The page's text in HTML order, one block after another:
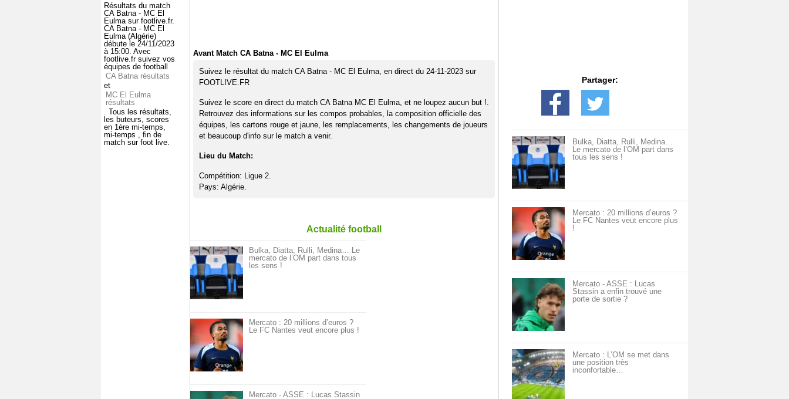
Résultats du match
CA Batna - MC El
Eulma sur footlive.fr.
CA Batna - MC El
Eulma (Algérie)
débute le 24/11/2023
à 15:00. Avec
footlive.fr suivez vos
équipes de football
CA Batna résultats
et
MC El Eulma
résultats
. Tous les résultats,
les buteurs, scores
en 1ère mi-temps,
mi-temps , fin de
match sur foot live.
Avant Match CA Batna - MC El Eulma
Suivez le résultat du match CA Batna - MC El Eulma, en direct du 24-11-2023 sur
FOOTLIVE.FR
Suivez le score en direct du match CA Batna MC El Eulma, et ne loupez aucun but !.
Retrouvez des informations sur les compos probables, la composition officielle des
équipes, les cartons rouge et jaune, les remplacements, les changements de joueurs
et beaucoup d'info sur le match a venir.
Lieu du Match:
Compétition: Ligue 2.
Pays: Algérie.
Actualité football
Bulka, Diatta, Rulli, Medina… Le
mercato de l’OM part dans tous
les sens !
Mercato : 20 millions d’euros ?
Le FC Nantes veut encore plus !
Mercato - ASSE : Lucas Stassin
Partager:
Bulka, Diatta, Rulli, Medina…
Le mercato de l’OM part dans
tous les sens !
Mercato : 20 millions d’euros ?
Le FC Nantes veut encore plus
!
Mercato - ASSE : Lucas
Stassin a enfin trouvé une
porte de sortie ?
Mercato : L’OM se met dans
une position très
inconfortable…